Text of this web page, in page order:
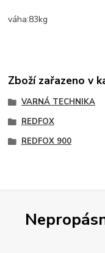
váha:83kg
Zboží zařazeno v
VARNÁ TECHNIKA
REDFOX
REDFOX 900